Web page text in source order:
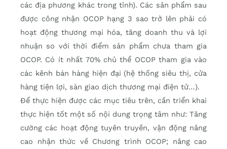
các địa phương khác trong tỉnh). Các sản phẩm sau
được công nhận OCOP hạng 3 sao trở lên phải có
hoạt động thương mại hóa, tăng doanh thu và lợi
nhuận so với thời điểm sản phẩm chưa tham gia
OCOP. Có ít nhất 70% chủ thể OCOP tham gia vào
các kênh bán hàng hiện đại (hệ thống siêu thị, cửa
hàng tiện lợi, sàn giao dịch thương mại điện tử…).
Để thực hiện được các mục tiêu trên, cần triển khai
thực hiện tốt một số nội dung trọng tâm như: Tăng
cường các hoạt động tuyên truyền, vận động nâng
cao nhận thức về Chương trình OCOP; nâng cao